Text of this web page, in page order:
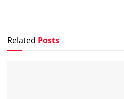
Related Posts